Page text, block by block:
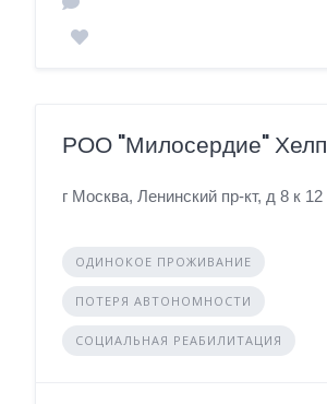
РОО "Милосердие" Хелп
г Москва, Ленинский пр-кт, д 8 к 12
ОДИНОКОЕ ПРОЖИВАНИЕ
ПОТЕРЯ АВТОНОМНОСТИ
СОЦИАЛЬНАЯ РЕАБИЛИТАЦИЯ